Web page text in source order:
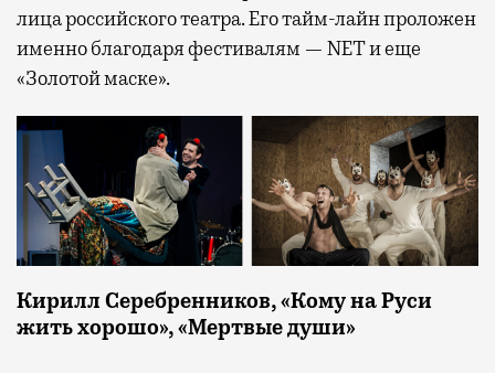
лица российского театра. Его тайм-лайн проложен
именно благодаря фестивалям — NET и еще
«Золотой маске».
Кирилл Серебренников, «Кому на Руси
жить хорошо», «Мертвые души»